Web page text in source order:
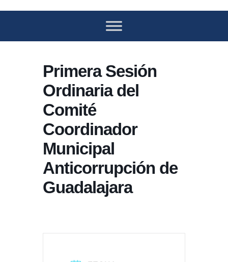
Primera Sesión
Ordinaria del
Comité
Coordinador
Municipal
Anticorrupción de
Guadalajara